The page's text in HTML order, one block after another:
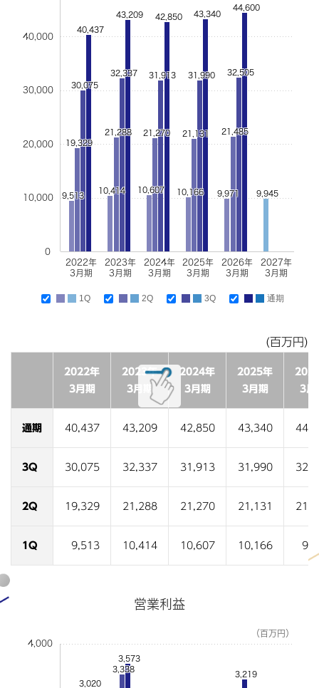
2022年
3月期
2023年
3月期
2024年
3月期
2025年
3月期
2026年
3月期
2027年
3月期
0
10,000
20,000
30,000
40,000
9,513
10,414 10,607 10,166 9,971 9,945
19,329
21,288 21,270 21,131 21,485
30,075
32,337 31,913 31,990 32,505
40,437
43,209 42,850 43,340
44,600
1Q 2Q 3Q 通期
(百万円)
2022年
3月期
2023年
3月期
2024年
3月期
2025年
3月期
3月
通期 40,437 43,209 42,850 43,340
3Q 30,075 32,337 31,913 31,990
2Q 19,329 21,288 21,270 21,131
1Q 9,513 10,414 10,607 10,166
営業利益
4,000
（百万円）
3,338
3,020
3,573
3,219
アートネイチャー・オンラインショップ
JA EN